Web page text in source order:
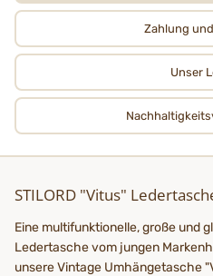
Zahlung
Unser
STILORD "Vitus"
Eine multifunktionelle, große und
Ledertasche vom jungen
unsere Vintage Umhängetasche